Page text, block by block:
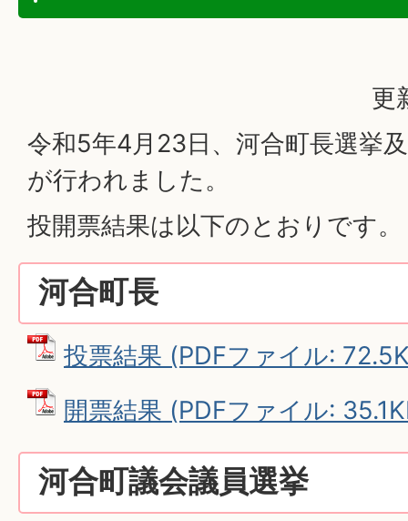
更
令和5年4月23日、河合町長選挙
が行われました。
投開票結果は以下のとおりです。
河合町長
投票結果 (PDFファイル:
開票結果 (PDFファイル:
河合町議会議員選挙